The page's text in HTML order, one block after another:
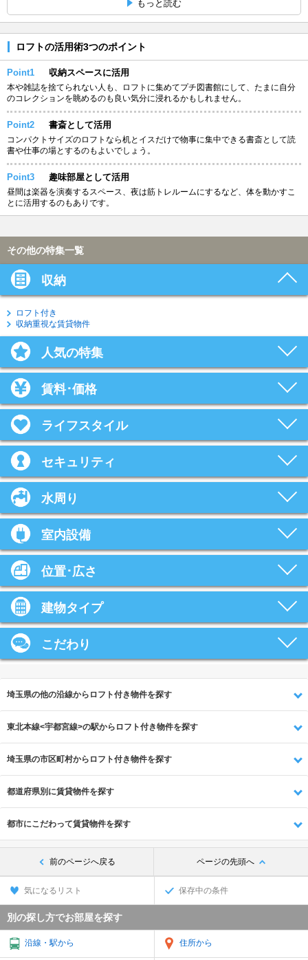
もっと読む
ロフトの活用術3つのポイント
Point1 収納スペースに活用
本や雑誌を捨てられない人も、ロフトに集めてプチ図書館にして、たまに自分
のコレクションを眺めるのも良い気分に浸れるかもしれません。
Point2 書斎として活用
コンパクトサイズのロフトなら机とイスだけで物事に集中できる書斎として読
書や仕事の場とするのもよいでしょう。
Point3 趣味部屋として活用
昼間は楽器を演奏するスペース、夜は筋トレルームにするなど、体を動かすこ
とに活用するのもありです。
その他の特集一覧
収納
ロフト付き
収納重視な賃貸物件
人気の特集
賃料･価格
ライフスタイル
セキュリティ
水周り
室内設備
位置･広さ
建物タイプ
こだわり
埼玉県の他の沿線からロフト付き物件を探す
東北本線<宇都宮線>の駅からロフト付き物件を探す
埼玉県の市区町村からロフト付き物件を探す
都道府県別に賃貸物件を探す
都市にこだわって賃貸物件を探す
前のページへ戻る ページの先頭へ
気になるリスト 保存中の条件
別の探し方でお部屋を探す
沿線・駅から 住所から